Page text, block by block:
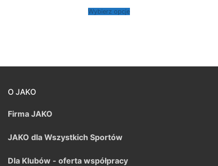
Wybierz opcje
O JAKO
Firma JAKO
JAKO dla Wszystkich Sportów
Dla Klubów - oferta współpracy